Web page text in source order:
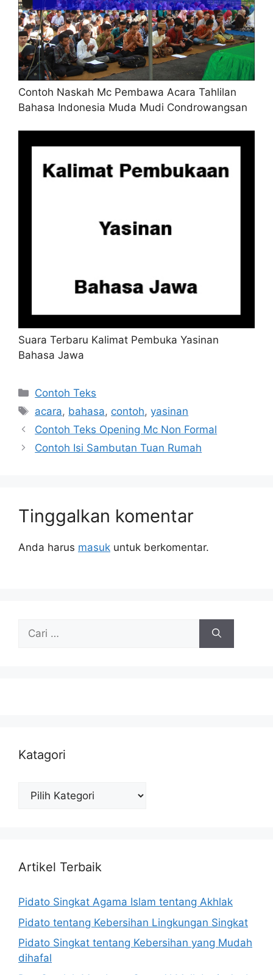
Contoh Naskah Mc Pembawa Acara Tahlilan
Bahasa Indonesia Muda Mudi Condrowangsan
Suara Terbaru Kalimat Pembuka Yasinan
Bahasa Jawa
Kategori
Contoh Teks
Tag
acara, bahasa, contoh,yasinan
Contoh Teks Opening Mc Non Formal
Contoh Isi Sambutan Tuan Rumah
Tinggalkan komentar
Anda harus masuk untuk berkomentar.
Cari
Katagori
Katagori
Artikel Terbaik
Pidato Singkat Agama Islam tentang Akhlak
Pidato tentang Kebersihan Lingkungan Singkat
Pidato Singkat tentang Kebersihan yang Mudah
dihafal